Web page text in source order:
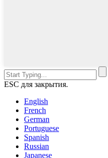
ESC для закрытия.
English
French
German
Portuguese
Spanish
Russian
Japanese